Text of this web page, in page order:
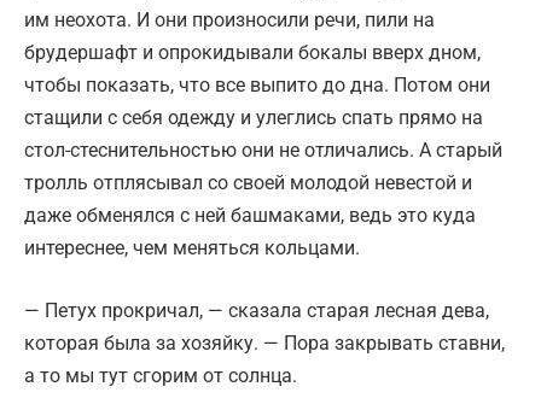
им неохота. И они произносили речи, пили на
брудершафт и опрокидывали бокалы вверх дном,
чтобы показать, что все выпито до дна. Потом они
стащили с себя одежду и улеглись спать прямо на
стол-стеснительностью они не отличались. А старый
тролль отплясывал со своей молодой невестой и
даже обменялся с ней башмаками, ведь это куда
интереснее, чем меняться кольцами.
— Петух прокричал, — сказала старая лесная дева,
которая была за хозяйку. — Пора закрывать ставни,
а то мы тут сгорим от солнца.